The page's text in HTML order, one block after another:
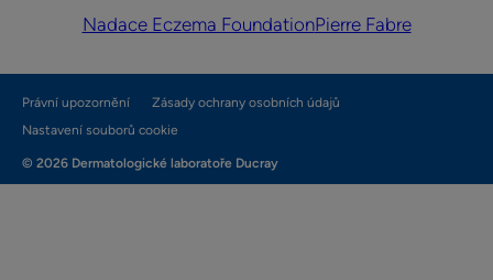
Nadace Eczema FoundationPierre Fabre
Právní upozornění
Zásady ochrany osobních údajů
Nastavení souborů cookie
© 2026 Dermatologické laboratoře Ducray